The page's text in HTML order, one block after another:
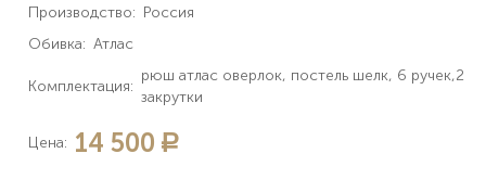
Производство: Россия
Обивка: Атлас
Комплектация:
рюш атлас оверлок, постель шелк, 6 ручек,2
закрутки
Цена: 14 500 a